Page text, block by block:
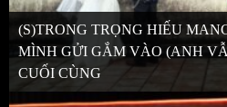
(S)TRONG TRỌNG HIẾU
MÌNH GỬI GẮM VÀO (ANH
CUỐI CÙNG